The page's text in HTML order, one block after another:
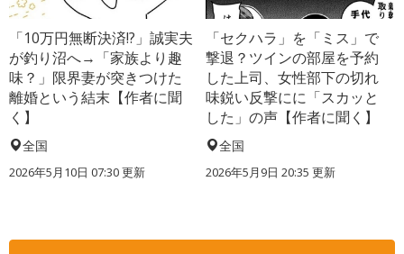
「10万円無断決済!?」誠実夫
が釣り沼へ→「家族より趣
味？」限界妻が突きつけた
離婚という結末【作者に聞
く】
全国
2026年5月10日 07:30 更新
「セクハラ」を「ミス」で
撃退？ツインの部屋を予約
した上司、女性部下の切れ
味鋭い反撃にに「スカッと
した」の声【作者に聞く】
全国
2026年5月9日 20:35 更新